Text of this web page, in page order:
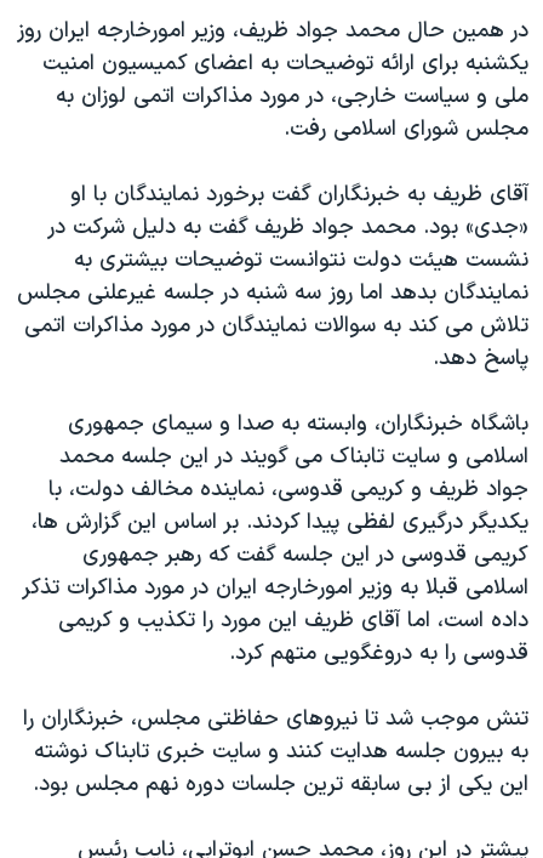
در همین حال محمد جواد ظریف، وزیر امورخارجه ایران روز
یکشنبه برای ارائه توضیحات به اعضای کمیسیون امنیت
ملی و سیاست خارجی، در مورد مذاکرات اتمی لوزان به
مجلس شورای اسلامی رفت.
آقای ظریف به خبرنگاران گفت برخورد نمایندگان با او
«جدی» بود. محمد جواد ظریف گفت به دلیل شرکت در
نشست هیئت دولت نتوانست توضیحات بیشتری به
نمایندگان بدهد اما روز سه شنبه در جلسه غیرعلنی مجلس
تلاش می کند به سوالات نمایندگان در مورد مذاکرات اتمی
پاسخ دهد.
باشگاه خبرنگاران، وابسته به صدا و سیمای جمهوری
اسلامی و سایت تابناک می گویند در این جلسه محمد
جواد ظریف و کریمی قدوسی، نماینده مخالف دولت، با
یکدیگر درگیری لفظی پیدا کردند. بر اساس این گزارش ها،
کریمی قدوسی در این جلسه گفت که رهبر جمهوری
اسلامی قبلا به وزیر امورخارجه ایران در مورد مذاکرات تذکر
داده است، اما آقای ظریف این مورد را تکذیب و کریمی
قدوسی را به دروغگویی متهم کرد.
تنش موجب شد تا نیروهای حفاظتی مجلس، خبرنگاران را
به بیرون جلسه هدایت کنند و سایت خبری تابناک نوشته
این یکی از بی سابقه ترين جلسات دوره نهم مجلس بود.
پیشتر در این روز، محمد حسن ابوترابی، نایب رئیس